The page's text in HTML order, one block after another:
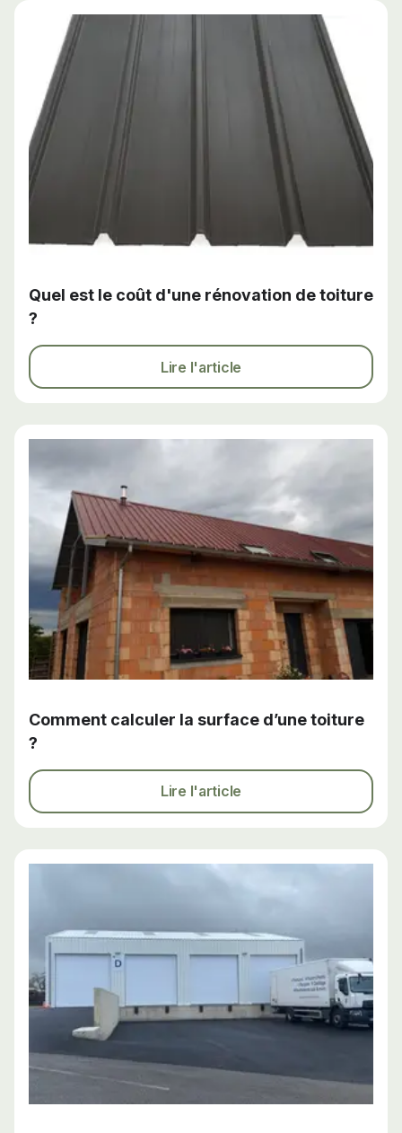
Quel est le coût d'une rénovation de toiture
?
Lire l'article
Comment calculer la surface d’une toiture
?
Lire l'article